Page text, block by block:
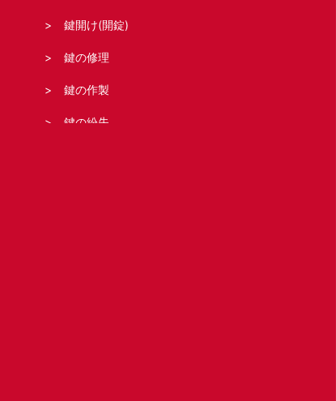
鍵開け(開錠)
鍵の修理
鍵の作製
鍵の紛失